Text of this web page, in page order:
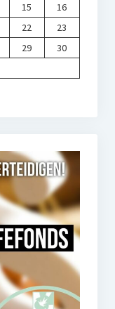
15
16
22
23
29
30